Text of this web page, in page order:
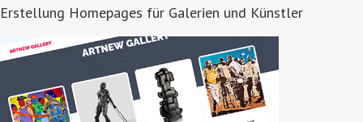
Erstellung Homepages für Galerien und Künstler